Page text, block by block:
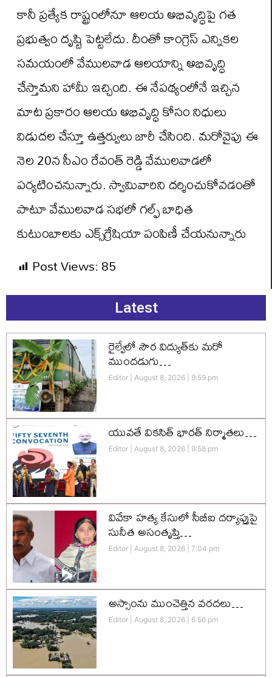
కానీ ప్ర‌త్యేక రాష్ట్రంలోనూ ఆల‌య అభివృద్ధిపై గ‌త
ప్ర‌భుత్వం దృష్టి పెట్ట‌లేదు. దీంతో కాంగ్రెస్ ఎన్నిక‌ల
స‌మ‌యంలో వేముల‌వాడ ఆల‌యాన్ని అభివృద్ధి
చేస్తామ‌ని హామీ ఇచ్చింది. ఈ నేప‌థ్యంలోనే ఇచ్చిన
మాట ప్ర‌కారం ఆల‌య అభివృద్ధి కోసం నిధులు
విడుద‌ల చేస్తూ ఉత్త‌ర్వులు జారీ చేసింది. మ‌రోవైపు ఈ
నెల 20న సీఎం రేవంత్ రెడ్డి వేములవాడలో
ప‌ర్య‌టించ‌నున్నారు. స్వామివారిని ద‌ర్శించుకోవ‌డంతో
పాటూ వేములవాడ సభలో గల్ఫ్ బాధిత
కుటుంబాలకు ఎక్స్‌గ్రేషియా పంపిణీ చేయనున్నారు
Post Views:85
Latest
రైల్వేలో సౌర విద్యుత్‌కు మరో
ముందడుగు…
Editor August 8, 2026 9:59 pm
యువతే వికసిత్‌ భారత్‌ నిర్మాతలు…
Editor August 8, 2026 9:58 pm
వివేకా హత్య కేసులో సీబీఐ దర్యాప్తుపై
సునీత అసంతృప్తి…
Editor August 8, 2026 7:04 pm
అస్సాంను ముంచెత్తిన వరదలు…
Editor August 8, 2026 6:56 pm